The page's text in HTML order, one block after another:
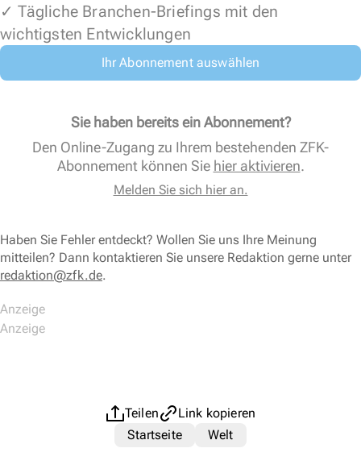
✓ Tägliche Branchen-Briefings mit den
wichtigsten Entwicklungen
Ihr Abonnement auswählen
Sie haben bereits ein Abonnement?
Den Online-Zugang zu Ihrem bestehenden ZFK-
Abonnement können Sie hier aktivieren.
Melden Sie sich hier an.
Haben Sie Fehler entdeckt? Wollen Sie uns Ihre Meinung
mitteilen? Dann kontaktieren Sie unsere Redaktion gerne unter
redaktion@zfk.de.
Teilen
Link kopieren
Startseite
Welt